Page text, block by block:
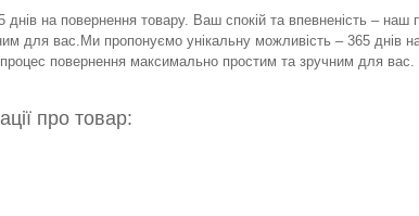
на повернення товару. Ваш спокій та впевненість – наш
для вас.Ми пропонуємо унікальну можливість – 365 днів
повернення максимально простим та зручним для вас.
про товар: